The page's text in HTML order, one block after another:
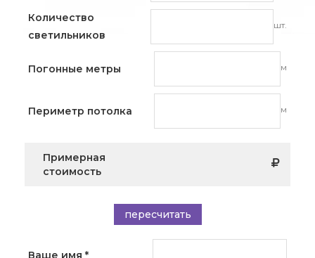
Количество
светильников
шт.
Погонные метры м
Периметр потолка м
Примерная
стоимость
пересчитать
Ваше имя *